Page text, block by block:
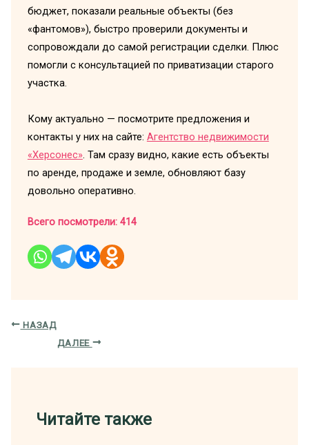
бюджет, показали реальные объекты (без
«фантомов»), быстро проверили документы и
сопровождали до самой регистрации сделки. Плюс
помогли с консультацией по приватизации старого
участка.
Кому актуально — посмотрите предложения и
контакты у них на сайте: Агентство недвижимости
«Херсонес». Там сразу видно, какие есть объекты
по аренде, продаже и земле, обновляют базу
довольно оперативно.
Всего посмотрели: 414
НАЗАД
ДАЛЕЕ
Читайте также